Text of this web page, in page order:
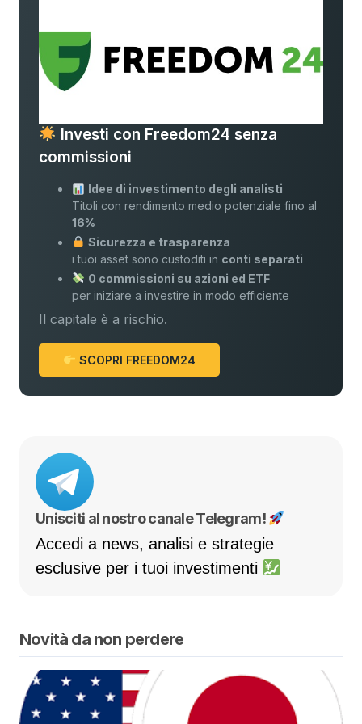
Investi con Freedom24 senza
commissioni
Idee di investimento degli analisti
Titoli con rendimento medio potenziale fino al
16%
Sicurezza e trasparenza
i tuoi asset sono custoditi in conti separati
0 commissioni su azioni ed ETF
per iniziare a investire in modo efficiente
Il capitale è a rischio.
SCOPRI FREEDOM24
Unisciti al nostro canale Telegram!
Accedi a news, analisi e strategie
esclusive per i tuoi investimenti
Novità da non perdere